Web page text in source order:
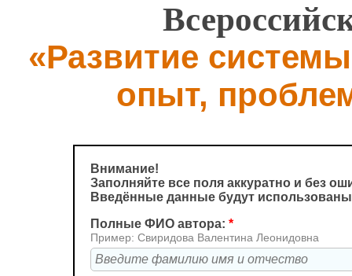
«Развитие
опыт,
Внимание!
Заполняйте все поля аккуратно и без
Введённые данные будут
Полные ФИО автора: *
Пример: Свиридова Валентина Леонидовна